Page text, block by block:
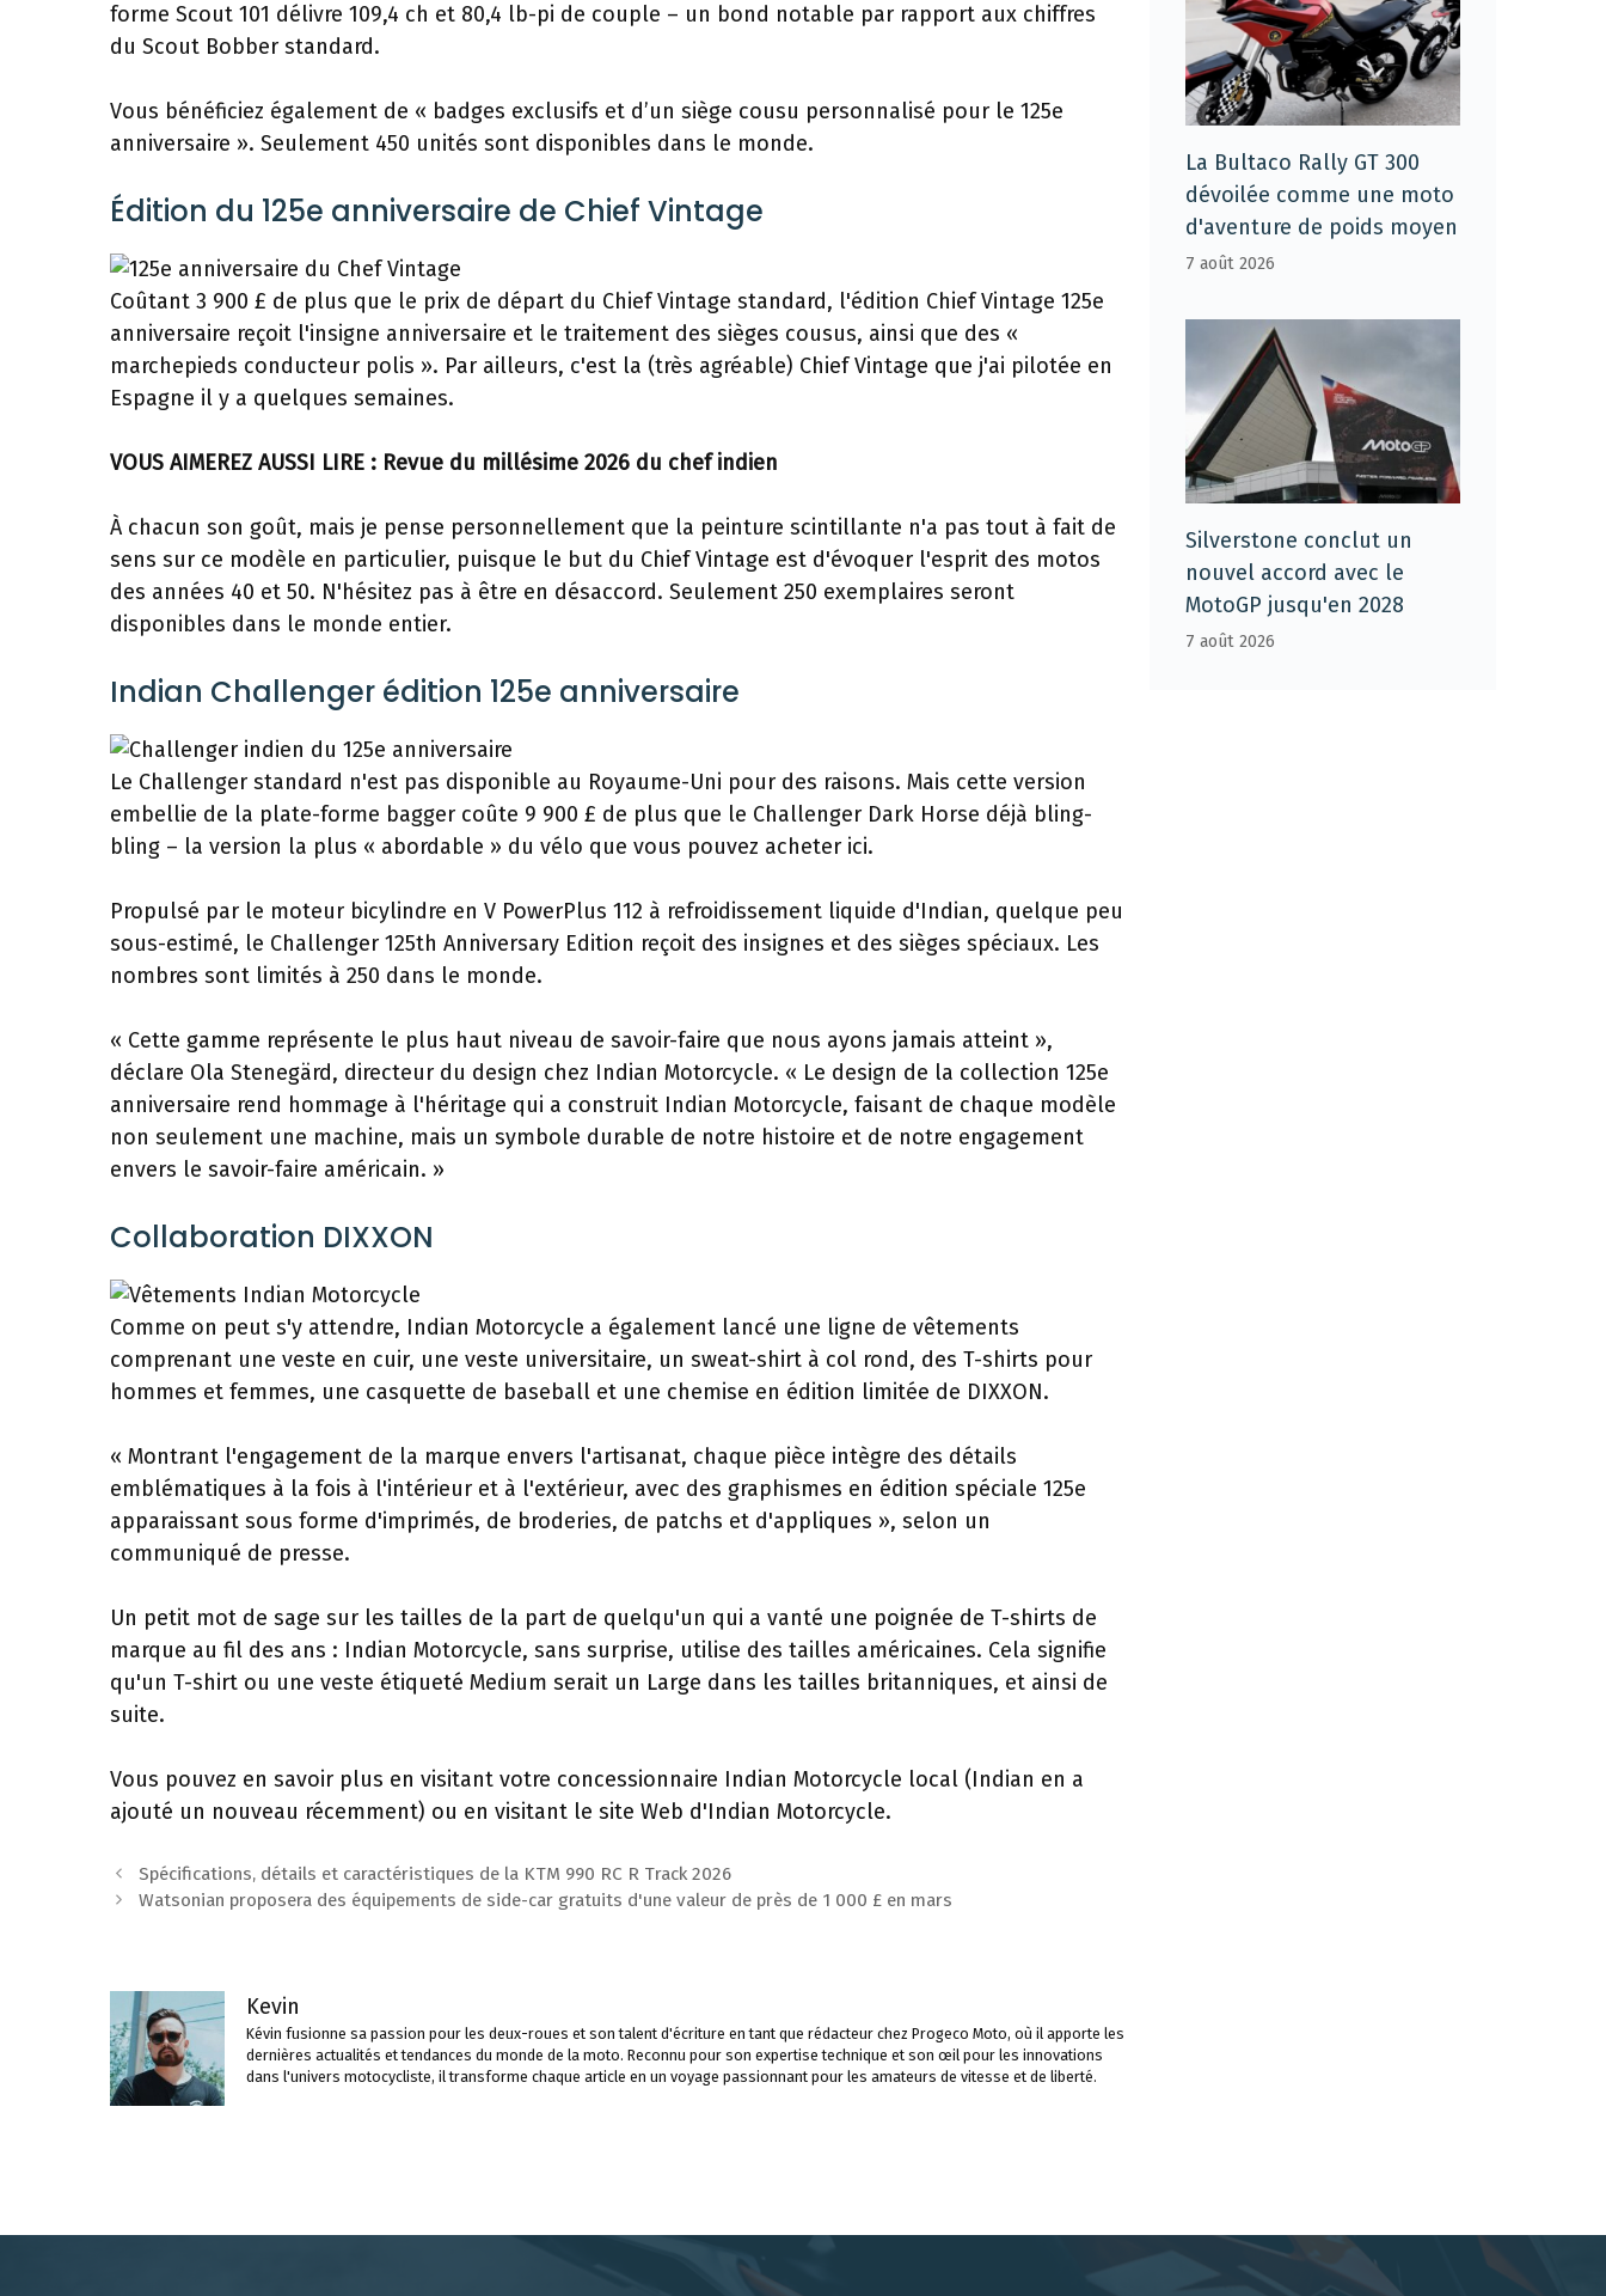
forme Scout 101 délivre 109,4 ch et 80,4 lb-pi de couple – un bond notable par rapport aux chiffres
du Scout Bobber standard.
Vous bénéficiez également de « badges exclusifs et d’un siège cousu personnalisé pour le 125e
anniversaire ». Seulement 450 unités sont disponibles dans le monde.
Édition du 125e anniversaire de Chief Vintage
Coûtant 3 900 £ de plus que le prix de départ du Chief Vintage standard, l'édition Chief Vintage 125e
anniversaire reçoit l'insigne anniversaire et le traitement des sièges cousus, ainsi que des «
marchepieds conducteur polis ». Par ailleurs, c'est la (très agréable) Chief Vintage que j'ai pilotée en
Espagne il y a quelques semaines.
VOUS AIMEREZ AUSSI LIRE : Revue du millésime 2026 du chef indien
À chacun son goût, mais je pense personnellement que la peinture scintillante n'a pas tout à fait de
sens sur ce modèle en particulier, puisque le but du Chief Vintage est d'évoquer l'esprit des motos
des années 40 et 50. N'hésitez pas à être en désaccord. Seulement 250 exemplaires seront
disponibles dans le monde entier.
Indian Challenger édition 125e anniversaire
Le Challenger standard n'est pas disponible au Royaume-Uni pour des raisons. Mais cette version
embellie de la plate-forme bagger coûte 9 900 £ de plus que le Challenger Dark Horse déjà bling-
bling – la version la plus « abordable » du vélo que vous pouvez acheter ici.
Propulsé par le moteur bicylindre en V PowerPlus 112 à refroidissement liquide d'Indian, quelque peu
sous-estimé, le Challenger 125th Anniversary Edition reçoit des insignes et des sièges spéciaux. Les
nombres sont limités à 250 dans le monde.
« Cette gamme représente le plus haut niveau de savoir-faire que nous ayons jamais atteint »,
déclare Ola Stenegärd, directeur du design chez Indian Motorcycle. « Le design de la collection 125e
anniversaire rend hommage à l'héritage qui a construit Indian Motorcycle, faisant de chaque modèle
non seulement une machine, mais un symbole durable de notre histoire et de notre engagement
envers le savoir-faire américain. »
Collaboration DIXXON
Comme on peut s'y attendre, Indian Motorcycle a également lancé une ligne de vêtements
comprenant une veste en cuir, une veste universitaire, un sweat-shirt à col rond, des T-shirts pour
hommes et femmes, une casquette de baseball et une chemise en édition limitée de DIXXON.
« Montrant l'engagement de la marque envers l'artisanat, chaque pièce intègre des détails
emblématiques à la fois à l'intérieur et à l'extérieur, avec des graphismes en édition spéciale 125e
apparaissant sous forme d'imprimés, de broderies, de patchs et d'appliques », selon un
communiqué de presse.
Un petit mot de sage sur les tailles de la part de quelqu'un qui a vanté une poignée de T-shirts de
marque au fil des ans : Indian Motorcycle, sans surprise, utilise des tailles américaines. Cela signifie
qu'un T-shirt ou une veste étiqueté Medium serait un Large dans les tailles britanniques, et ainsi de
suite.
Vous pouvez en savoir plus en visitant votre concessionnaire Indian Motorcycle local (Indian en a
ajouté un nouveau récemment) ou en visitant le site Web d'Indian Motorcycle.
Navigation
des
Spécifications, détails et caractéristiques de la KTM 990 RC R Track 2026
Watsonian proposera des équipements de side-car gratuits d'une valeur de près de 1 000 £ en mars
Kevin
Kévin fusionne sa passion pour les deux-roues et son talent d'écriture en tant que rédacteur chez Progeco Moto, où il apporte les
dernières actualités et tendances du monde de la moto. Reconnu pour son expertise technique et son œil pour les innovations
dans l'univers motocycliste, il transforme chaque article en un voyage passionnant pour les amateurs de vitesse et de liberté.
La Bultaco Rally GT 300
dévoilée comme une moto
d'aventure de poids moyen
7 août 2026
Silverstone conclut un
nouvel accord avec le
MotoGP jusqu'en 2028
7 août 2026